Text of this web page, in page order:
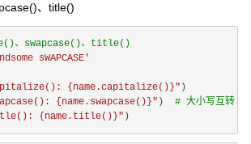
、title()
、swapcase()、title()
sWAPCASE'
{name.capitalize()}" )
{name.swapcase()}" ) # 大小写互转
{name.title()}"